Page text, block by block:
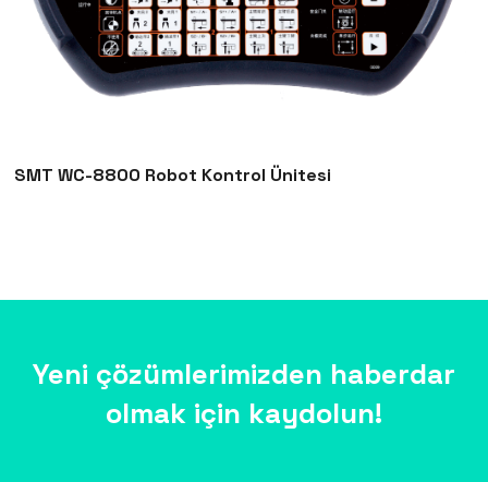
SMT WC-8800 Robot Kontrol Ünitesi
Yeni çözümlerimizden haberdar
olmak için kaydolun!